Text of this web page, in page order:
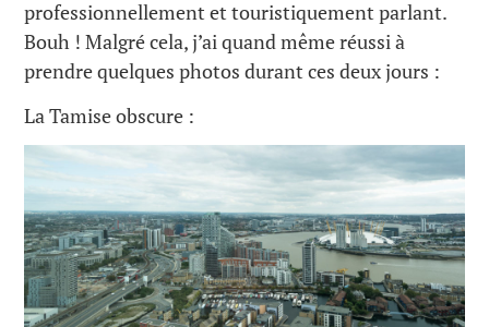
professionnellement et touristiquement parlant.
Bouh ! Malgré cela, j’ai quand même réussi à
prendre quelques photos durant ces deux jours :
La Tamise obscure :